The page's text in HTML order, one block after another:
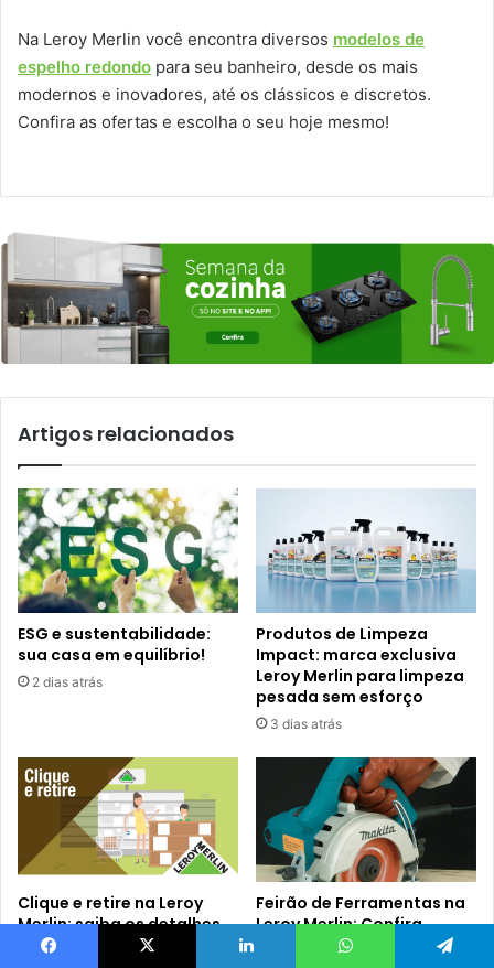
Na Leroy Merlin você encontra diversos modelos de
espelho redondo para seu banheiro, desde os mais
modernos e inovadores, até os clássicos e discretos.
Confira as ofertas e escolha o seu hoje mesmo!
Artigos relacionados
ESG e sustentabilidade:
sua casa em equilíbrio!
2 dias atrás
Produtos de Limpeza
Impact: marca exclusiva
Leroy Merlin para limpeza
pesada sem esforço
3 dias atrás
Clique e retire na Leroy
Merlin: saiba os detalhes
4 dias atrás
Feirão de Ferramentas na
Leroy Merlin: Confira